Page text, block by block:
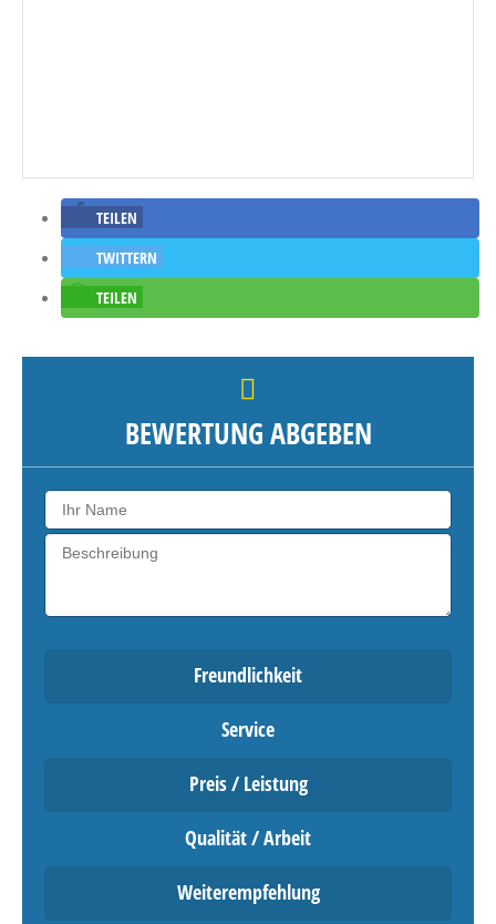
TEILEN
TWITTERN
TEILEN
BEWERTUNG ABGEBEN
Freundlichkeit
Service
Preis / Leistung
Qualität / Arbeit
Weiterempfehlung